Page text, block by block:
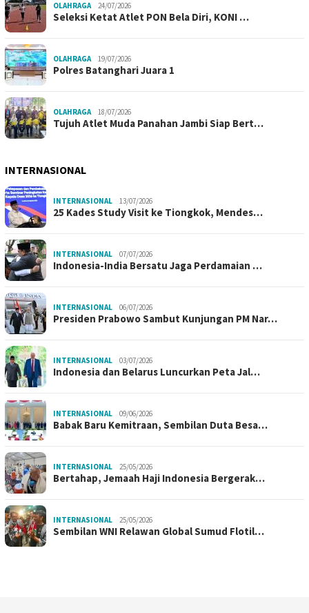
OLAHRAGA 24/07/2026
Seleksi Ketat Atlet PON Bela Diri, KONI …
OLAHRAGA 19/07/2026
Polres Batanghari Juara 1
OLAHRAGA 18/07/2026
Tujuh Atlet Muda Panahan Jambi Siap Bert…
INTERNASIONAL
INTERNASIONAL 13/07/2026
25 Kades Study Visit ke Tiongkok, Mendes…
INTERNASIONAL 07/07/2026
Indonesia-India Bersatu Jaga Perdamaian …
INTERNASIONAL 06/07/2026
Presiden Prabowo Sambut Kunjungan PM Nar…
INTERNASIONAL 03/07/2026
Indonesia dan Belarus Luncurkan Peta Jal…
INTERNASIONAL 09/06/2026
Babak Baru Kemitraan, Sembilan Duta Besa…
INTERNASIONAL 25/05/2026
Bertahap, Jemaah Haji Indonesia Bergerak…
INTERNASIONAL 25/05/2026
Sembilan WNI Relawan Global Sumud Flotil…